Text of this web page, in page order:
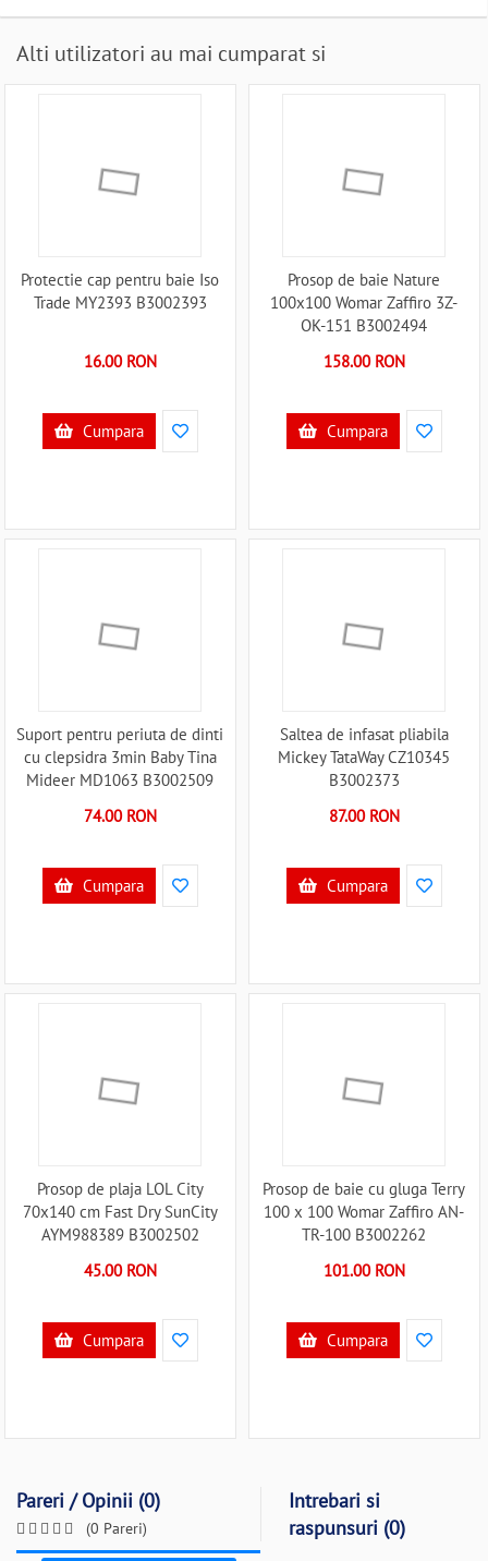
Alti utilizatori au mai cumparat si
Protectie cap pentru baie Iso
Trade MY2393 B3002393
16.00 RON
Cumpara
Prosop de baie Nature
100x100 Womar Zaffiro 3Z-
OK-151 B3002494
158.00 RON
Cumpara
Suport pentru periuta de dinti
cu clepsidra 3min Baby Tina
Mideer MD1063 B3002509
74.00 RON
Cumpara
Saltea de infasat pliabila
Mickey TataWay CZ10345
B3002373
87.00 RON
Cumpara
Prosop de plaja LOL City
70x140 cm Fast Dry SunCity
AYM988389 B3002502
45.00 RON
Cumpara
Prosop de baie cu gluga Terry
100 x 100 Womar Zaffiro AN-
TR-100 B3002262
101.00 RON
Cumpara
Pareri / Opinii (0)
(0 Pareri)
Intrebari si
raspunsuri (0)